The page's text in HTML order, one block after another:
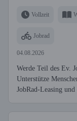
Vollzeit
Jobrad
04.08.2026
Werde Teil des Ev.
Unterstütze
JobRad-Leasing